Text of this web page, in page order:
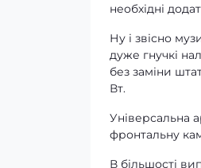
необхідні
Ну і звісно
дуже гнучкі
без заміни
Вт.
Універсальна
фронтальну
В більшості